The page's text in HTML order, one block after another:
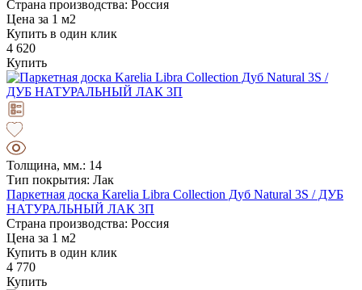
Страна производства: Россия
Цена за 1 м2
Купить в один клик
4 620
Купить
Толщина, мм.: 14
Тип покрытия: Лак
Паркетная доска Karelia Libra Collection Дуб Natural 3S / ДУБ
НАТУРАЛЬНЫЙ ЛАК 3П
Страна производства: Россия
Цена за 1 м2
Купить в один клик
4 770
Купить